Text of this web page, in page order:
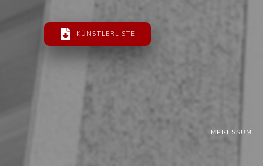
KÜNSTLERLISTE
IMPRESSUM